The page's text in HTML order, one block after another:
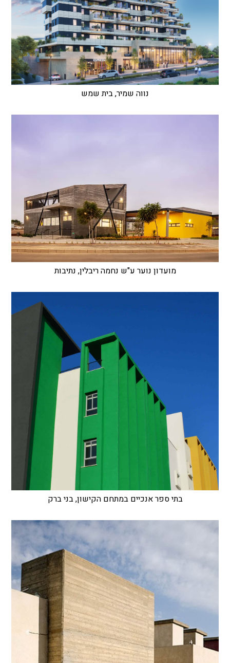
נווה שמיר, בית שמש
מועדון נוער ע"ש נחמה ריבלין, נתיבות
בתי ספר אנכיים במתחם הקישון, בני ברק